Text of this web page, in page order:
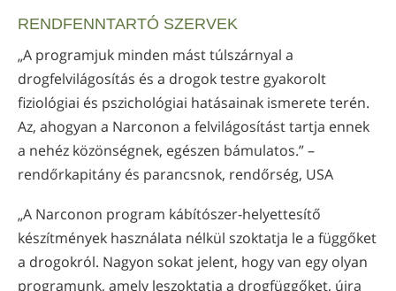
RENDFENNTARTÓ SZERVEK
„A programjuk minden mást túlszárnyal a
drogfelvilágosítás és a drogok testre gyakorolt
fiziológiai és pszichológiai hatásainak ismerete terén.
Az, ahogyan a Narconon a felvilágosítást tartja ennek
a nehéz közönségnek, egészen bámulatos.” –
rendőrkapitány és parancsnok, rendőrség, USA
„A Narconon program kábítószer-helyettesítő
készítmények használata nélkül szoktatja le a függőket
a drogokról. Nagyon sokat jelent, hogy van egy olyan
programunk, amely leszoktatja a drogfüggőket, újra